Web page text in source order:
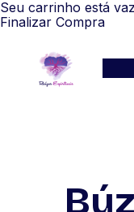
Seu carrinho está
Finalizar Compra